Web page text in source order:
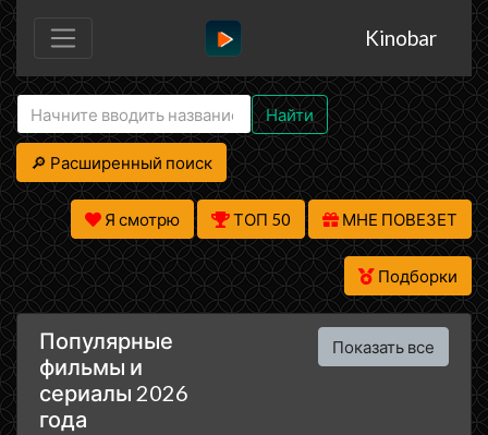
Kinobar
Найти
🔎 Расширенный поиск
Я смотрю ТОП 50 МНЕ ПОВЕЗЕТ
Подборки
Популярные
фильмы и
сериалы 2026
года
Показать все